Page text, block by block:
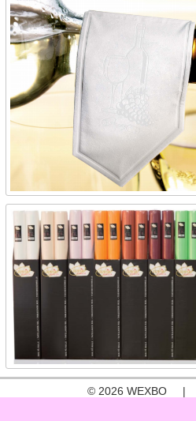
© 2026 WEXBO |